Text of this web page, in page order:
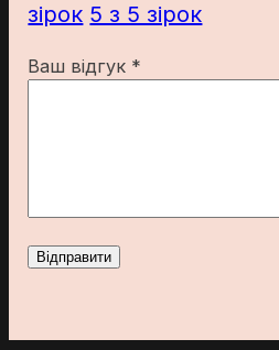
зірок 5 з 5 зірок
Ваш відгук *